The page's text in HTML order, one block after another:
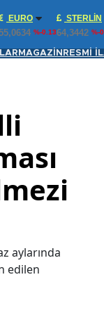
EURO
%-0.13
STERLIN
64,3442 %-
MAGAZİN RESMİ
aylarında
edilen